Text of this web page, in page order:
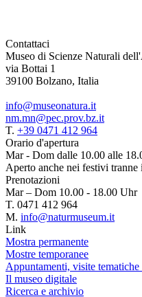
Contattaci
Museo di Scienze Naturali
via Bottai 1
39100 Bolzano, Italia
info@museonatura.it
nm.mn@pec.prov.bz.it
T. +39 0471 412 964
Orario d'apertura
Mar - Dom dalle 10.00 alle
Aperto anche nei festivi
Prenotazioni
Mar – Dom 10.00 - 18.00 Uhr
T. 0471 412 964
M. info@naturmuseum.it
Link
Mostra permanente
Mostre temporanee
Appuntamenti, visite
Il museo digitale
Ricerca e archivio